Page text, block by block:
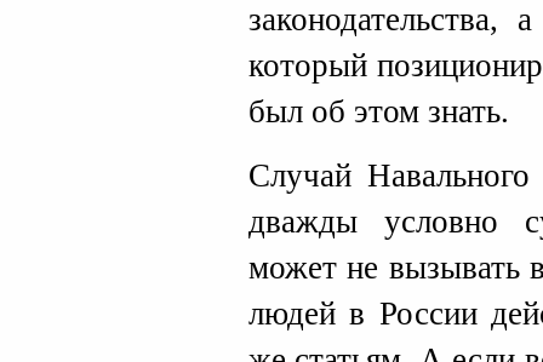
который
был об этом знать.
Случай
дважды условно
может не вызывать
людей в России